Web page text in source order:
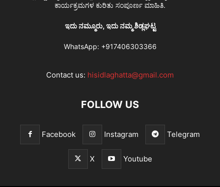
ಕಾರ್ಯಕ್ರಮಗಳ ಕುರಿತು ಸಂಪೂರ್ಣ ಮಾಹಿತಿ.
ಇದು ನಮ್ಮೂರು, ಇದು ನಮ್ಮ ಶಿಡ್ಲಘಟ್ಟ
WhatsApp: +917406303366
Contact us: hisidlaghatta@gmail.com
FOLLOW US
Facebook Instagram Telegram
X Youtube